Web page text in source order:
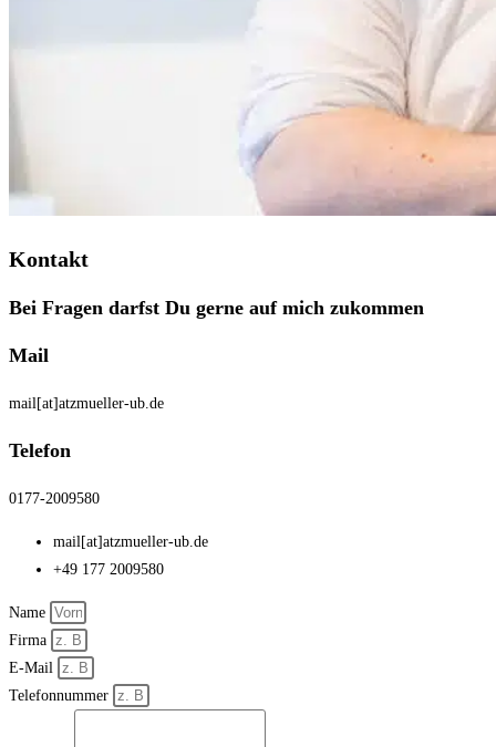
Kontakt
Bei Fragen darfst Du gerne auf mich zukommen
Mail
mail[at]atzmueller-ub.de
Telefon
0177-2009580
mail[at]atzmueller-ub.de
+49 177 2009580
Name
Firma
E-Mail
Telefonnummer